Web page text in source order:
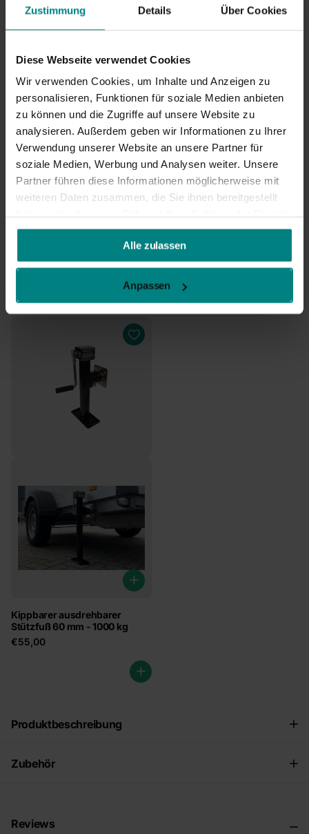
Zustimmung Details Über Cookies
Diese Webseite verwendet Cookies
Wir verwenden Cookies, um Inhalte und Anzeigen zu
personalisieren, Funktionen für soziale Medien anbieten
zu können und die Zugriffe auf unsere Website zu
analysieren. Außerdem geben wir Informationen zu Ihrer
Verwendung unserer Website an unsere Partner für
soziale Medien, Werbung und Analysen weiter. Unsere
Partner führen diese Informationen möglicherweise mit
weiteren Daten zusammen, die Sie ihnen bereitgestellt
gesammelt haben.
Alle zulassen
Anpassen
16 auf Lager
Werktags vor 16:00 bestellt, heute versendet.
hinzufügen
Lieferung mit DHL: 1–2 Werktage
Versandkosten ab2,95€*
Vergiss diese Produkte nicht!
Kippbarer ausdrehbarer
Stützfuß 60 mm - 1000 kg
€55,00
Produktbeschreibung
Zubehör
Reviews